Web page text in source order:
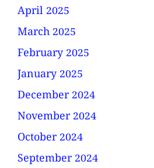
April 2025
March 2025
February 2025
January 2025
December 2024
November 2024
October 2024
September 2024